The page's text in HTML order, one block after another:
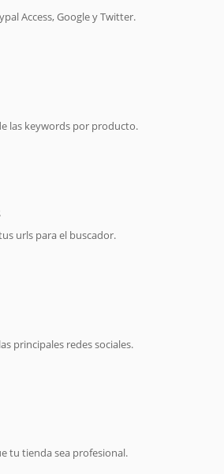
Access, Google y Twitter.
las keywords por producto.
urls para el buscador.
principales redes sociales.
tu tienda sea profesional.